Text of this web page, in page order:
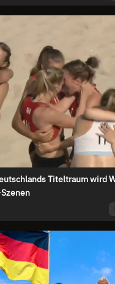
Titeltraum wird